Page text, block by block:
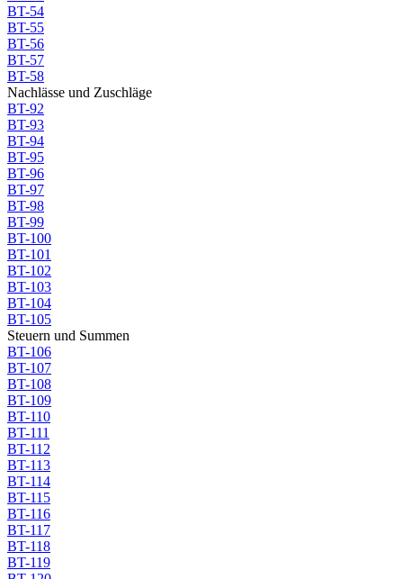
BT-54
BT-55
BT-56
BT-57
BT-58
Nachlässe und Zuschläge
BT-92
BT-93
BT-94
BT-95
BT-96
BT-97
BT-98
BT-99
BT-100
BT-101
BT-102
BT-103
BT-104
BT-105
Steuern und Summen
BT-106
BT-107
BT-108
BT-109
BT-110
BT-111
BT-112
BT-113
BT-114
BT-115
BT-116
BT-117
BT-118
BT-119